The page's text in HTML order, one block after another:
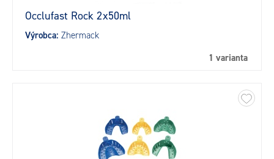
Occlufast Rock 2x50ml
Výrobca: Zhermack
1 varianta